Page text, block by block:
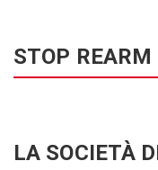
STOP REARM
LA SOCIETÀ